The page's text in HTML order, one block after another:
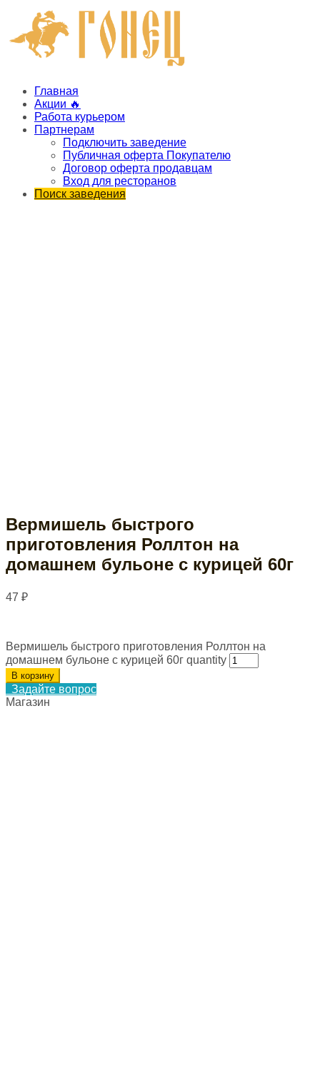
Главная
Акции 🔥
Работа курьером
Партнерам
Подключить заведение
Публичная оферта Покупателю
Договор оферта продавцам
Вход для ресторанов
Поиск заведения
Вермишель быстрого
приготовления Роллтон на
домашнем бульоне с курицей 60г
47 ₽
Вермишель быстрого приготовления Роллтон на
домашнем бульоне с курицей 60г quantity
В корзину
Задайте вопрос
Магазин